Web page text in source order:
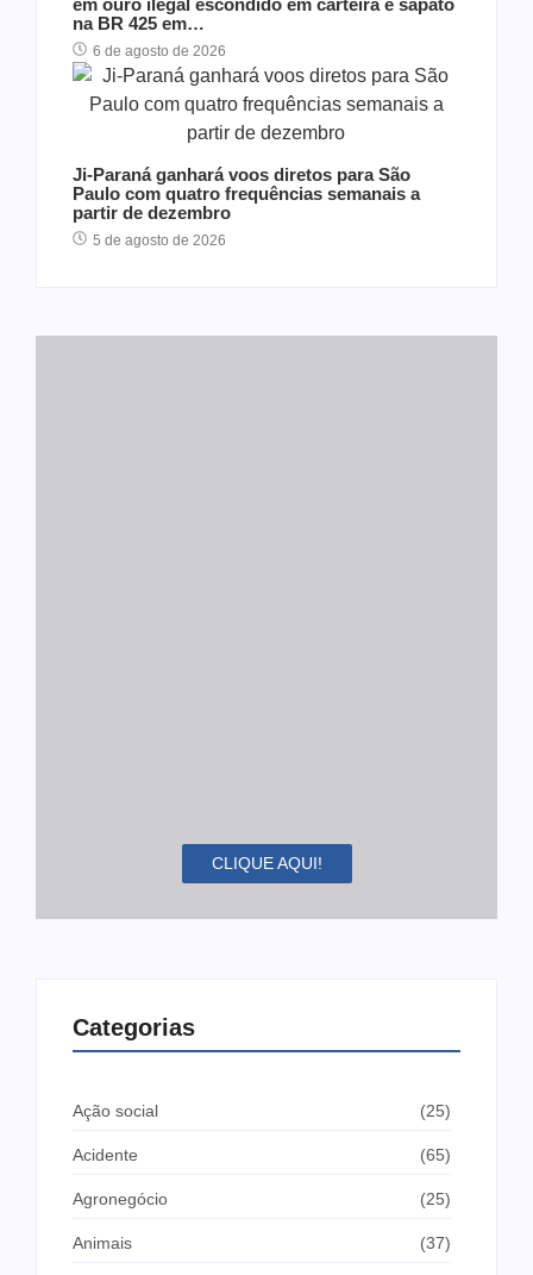
na BR 425 em…
6 de agosto de 2026
Ji-Paraná ganhará voos diretos para São
Paulo com quatro frequências semanais a
partir de dezembro
5 de agosto de 2026
CLIQUE AQUI!
Categorias
Ação social (25)
Acidente (65)
Agronegócio (25)
Animais (37)